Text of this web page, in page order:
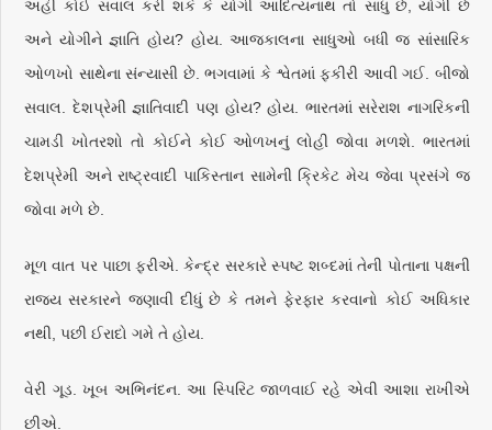
અહીં કોઈ સવાલ કરી શકે કે યોગી આદિત્યનાથ તો સાધુ છે, યોગી છે
અને યોગીને જ્ઞાતિ હોય? હોય. આજકાલના સાધુઓ બધી જ સાંસારિક
ઓળખો સાથેના સંન્યાસી છે. ભગવામાં કે શ્વેતમાં ફકીરી આવી ગઈ. બીજો
સવાલ. દેશપ્રેમી જ્ઞાતિવાદી પણ હોય? હોય. ભારતમાં સરેરાશ નાગરિકની
ચામડી ખોતરશો તો કોઈને કોઈ ઓળખનું લોહી જોવા મળશે. ભારતમાં
દેશપ્રેમી અને રાષ્ટ્રવાદી પાકિસ્તાન સામેની ક્રિકેટ મેચ જેવા પ્રસંગે જ
જોવા મળે છે.
મૂળ વાત પર પાછા ફરીએ. કેન્દ્ર સરકારે સ્પષ્ટ શબ્દમાં તેની પોતાના પક્ષની
રાજ્ય સરકારને જણાવી દીધું છે કે તમને ફેરફાર કરવાનો કોઈ અધિકાર
નથી, પછી ઈરાદો ગમે તે હોય.
વેરી ગૂડ. ખૂબ અભિનંદન. આ સ્પિરિટ જાળવાઈ રહે એવી આશા રાખીએ
છીએ.